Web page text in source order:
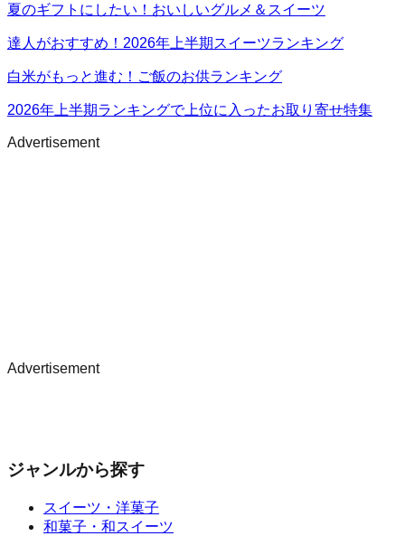
夏のギフトにしたい！おいしいグルメ＆スイーツ
達人がおすすめ！2026年上半期スイーツランキング
白米がもっと進む！ご飯のお供ランキング
2026年上半期ランキングで上位に入ったお取り寄せ特集
Advertisement
Advertisement
ジャンルから探す
スイーツ・洋菓子
和菓子・和スイーツ